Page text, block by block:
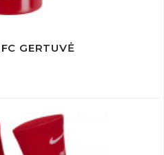
GERTUVĖ